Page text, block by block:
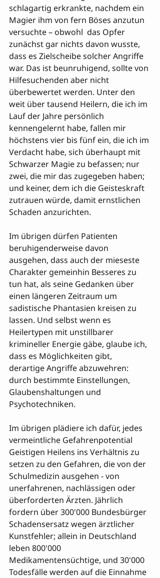
schlagartig erkrankte, nachdem ein
Magier ihm von fern Böses anzutun
versuchte – obwohl  das Opfer
zunächst gar nichts davon wusste,
dass es Zielscheibe solcher Angriffe
war. Das ist beunruhigend, sollte von
Hilfesuchenden aber nicht
überbewertet werden. Unter den
weit über tausend Heilern, die ich im
Lauf der Jahre persönlich
kennengelernt habe, fallen mir
höchstens vier bis fünf ein, die ich im
Verdacht habe, sich überhaupt mit
Schwarzer Magie zu befassen; nur
zwei, die mir das zugegeben haben;
und keiner, dem ich die Geisteskraft
zutrauen würde, damit ernstlichen
Schaden anzurichten.
Im übrigen dürfen Patienten
beruhigenderweise davon
ausgehen, dass auch der mieseste
Charakter gemeinhin Besseres zu
tun hat, als seine Gedanken über
einen längeren Zeitraum um
sadistische Phantasien kreisen zu
lassen. Und selbst wenn es
Heilertypen mit unstillbarer
krimineller Energie gäbe, glaube ich,
dass es Möglichkeiten gibt,
derartige Angriffe abzuwehren:
durch bestimmte Einstellungen,
Glaubenshaltungen und
Psychotechniken.
Im übrigen plädiere ich dafür, jedes
vermeintliche Gefahrenpotential
Geistigen Heilens ins Verhältnis zu
setzen zu den Gefahren, die von der
Schulmedizin ausgehen - von
unerfahrenen, nachlässigen oder
überforderten Ärzten. Jährlich
fordern über 300'000 Bundesbürger
Schadensersatz wegen ärztlicher
Kunstfehler; allein in Deutschland
leben 800'000
Medikamentensüchtige, und 30'000
Todesfälle werden auf die Einnahme